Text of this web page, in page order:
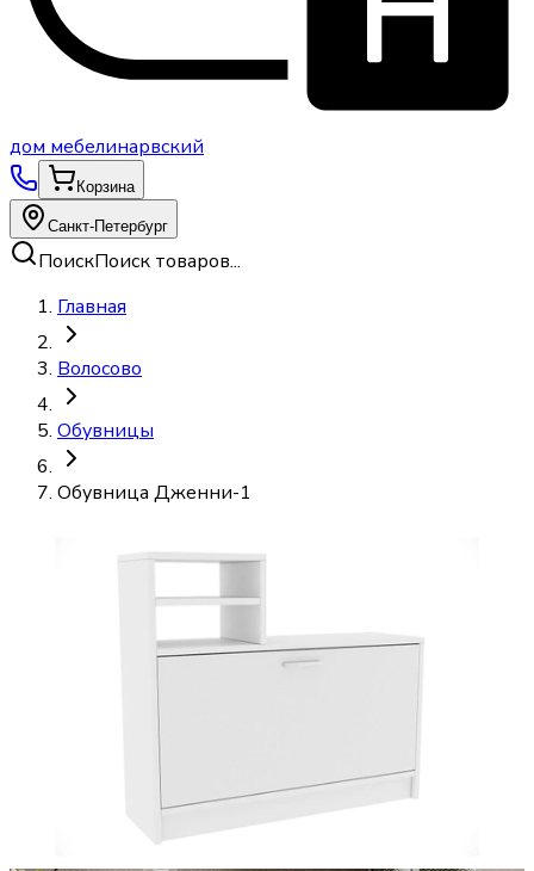
дом мебелинарвский
Корзина
Санкт-Петербург
ПоискПоиск товаров...
Главная
Волосово
Обувницы
Обувница Дженни-1